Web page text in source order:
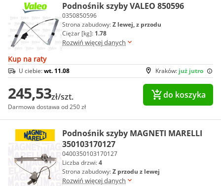
Podnośnik szyby VALEO 850596
0350850596
Strona zabudowy:Z lewej, z przodu
Ciężar [kg]: 1.78
Rozwiń więcej danych
Kup na raty
Kraków: już jutro
U ciebie:wt. 11.08
245,53zł/szt.
Darmowa dostawa od 250 zł
do koszyka
Podnośnik szyby MAGNETI MARELLI
350103170127
0400350103170127
Liczba drzwi:4
Strona zabudowy:Z przodu z lewej
Rozwiń więcej danych